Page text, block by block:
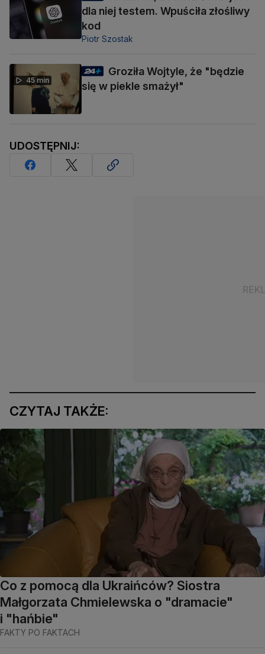
dla niej testem. Wpuściła złośliwy
kod
Piotr Szostak
45 min
Groziła Wojtyle, że "będzie
się w piekle smażył"
UDOSTĘPNIJ:
CZYTAJ TAKŻE:
Co z pomocą dla Ukraińców? Siostra
Małgorzata Chmielewska o "dramacie"
i "hańbie"
FAKTY PO FAKTACH